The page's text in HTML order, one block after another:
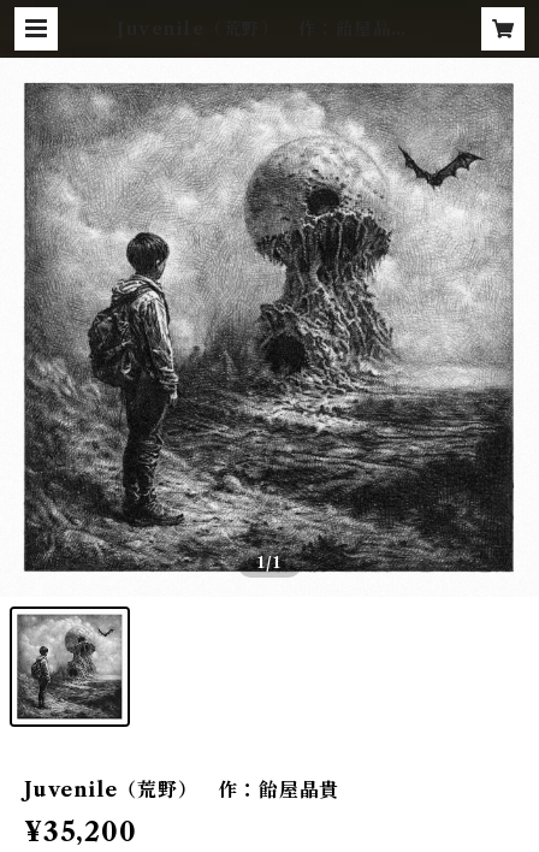
1/1
Juvenile（荒野） 作：飴屋晶貴
¥35,200